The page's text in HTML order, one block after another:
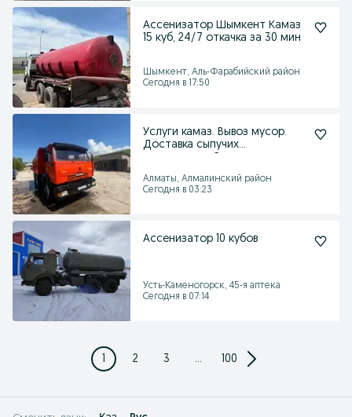
Ассенизатор Шымкент Камаз
15 куб, 24/7 откачка за 30 мин
Шымкент, Аль-Фарабийский район
Сегодня в 17:50
Услуги камаз. Вывоз мусор.
Доставка сыпучих
Алматы, Алмалинский район
Сегодня в 03:23
Ассенизатор 10 кубов
Усть-Каменогорск, 45-я аптека
Сегодня в 07:14
1 2 3 ... 100